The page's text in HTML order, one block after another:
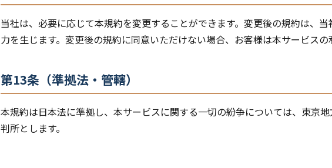
当社は、必要に応じて本規約を変更することができます。変更後の規約は、
力を生じます。変更後の規約に同意いただけない場合、お客様は本サービスの
第13条（準拠法・管轄）
本規約は日本法に準拠し、本サービスに関する一切の紛争については、東京
判所とします。